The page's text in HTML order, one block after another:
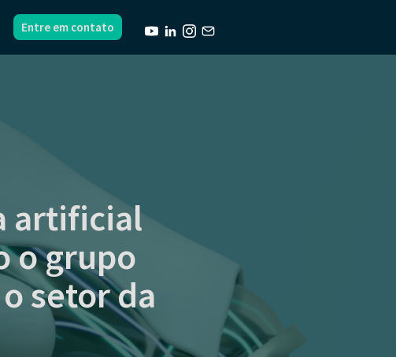
Entre em contato
artificial
o grupo
setor da